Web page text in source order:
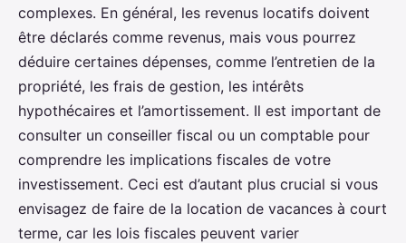
complexes. En général, les revenus locatifs doivent
être déclarés comme revenus, mais vous pourrez
déduire certaines dépenses, comme l’entretien de la
propriété, les frais de gestion, les intérêts
hypothécaires et l’amortissement. Il est important de
consulter un conseiller fiscal ou un comptable pour
comprendre les implications fiscales de votre
investissement. Ceci est d’autant plus crucial si vous
envisagez de faire de la location de vacances à court
terme, car les lois fiscales peuvent varier